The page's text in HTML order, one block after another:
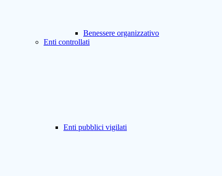
Benessere organizzativo
Enti controllati
Enti pubblici vigilati